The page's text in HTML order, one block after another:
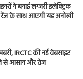
ने बनाई लग्जरी इलेक्ट्रिक
रेंज के साथ आएगी यह अनोखी
IRCTC की नई वेबसाइट
से आसान और तेज